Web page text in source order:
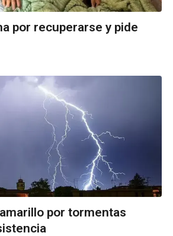
por recuperarse y pide
por tormentas